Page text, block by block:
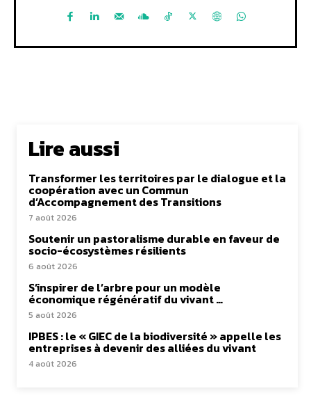
Lire aussi
Transformer les territoires par le dialogue et la
coopération avec un Commun
d’Accompagnement des Transitions
7 août 2026
Soutenir un pastoralisme durable en faveur de
socio-écosystèmes résilients
6 août 2026
S’inspirer de l’arbre pour un modèle
économique régénératif du vivant …
5 août 2026
IPBES : le « GIEC de la biodiversité » appelle les
entreprises à devenir des alliées du vivant
4 août 2026